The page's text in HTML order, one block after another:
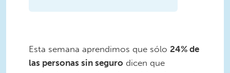
Esta semana aprendimos que sólo 24% de
las personas sin seguro dicen que